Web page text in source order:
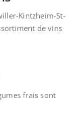
Kintzheim-St-
de vins
frais sont